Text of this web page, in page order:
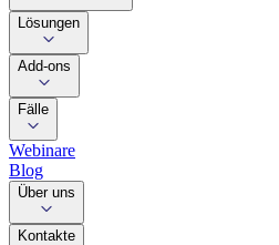
Lösungen
Add-ons
Fälle
Webinare
Blog
Über uns
Kontakte